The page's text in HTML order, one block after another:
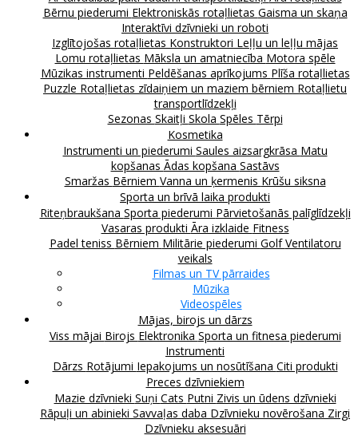
Bērnu piederumi Elektroniskās rotaļlietas Gaisma un skaņa
Interaktīvi dzīvnieki un roboti
Izglītojošas rotaļlietas Konstruktori Leļļu un leļļu mājas
Lomu rotaļlietas Māksla un amatniecība Motora spēle
Mūzikas instrumenti Peldēšanas aprīkojums Plīša rotaļlietas
Puzzle Rotaļlietas zīdaiņiem un maziem bērniem Rotaļlietu
transportlīdzekļi
Sezonas Skaitļi Skola Spēles Tērpi
Kosmetika
Instrumenti un piederumi Saules aizsargkrāsa Matu
kopšanas Ādas kopšana Sastāvs
Smaržas Bērniem Vanna un ķermenis Krūšu siksna
Sporta un brīvā laika produkti
Riteņbraukšana Sporta piederumi Pārvietošanās palīglīdzekļi
Vasaras produkti Āra izklaide Fitness
Padel teniss Bērniem Militārie piederumi GolfVentilatoru
veikals
Filmas un TV pārraides
Mūzika
Videospēles
Mājas, birojs un dārzs
Viss mājai Birojs Elektronika Sporta un fitnesa piederumi
Instrumenti
Dārzs Rotājumi Iepakojums un nosūtīšana Citi produkti
Preces dzīvniekiem
Mazie dzīvnieki Suņi Cats Putni Zivis un ūdens dzīvnieki
Rāpuļi un abinieki Savvaļas daba Dzīvnieku novērošana Zirgi
Dzīvnieku aksesuāri